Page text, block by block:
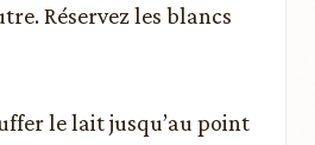
Réservez les blancs
le lait jusqu’au point